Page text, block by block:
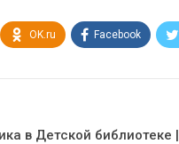
OK.ru Facebook
в Детской библиотеке |